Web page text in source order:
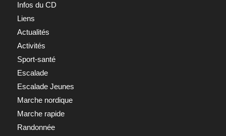
Infos du CD
Liens
Actualités
Activités
Sport-santé
Escalade
Escalade Jeunes
Marche nordique
Marche rapide
Randonnée